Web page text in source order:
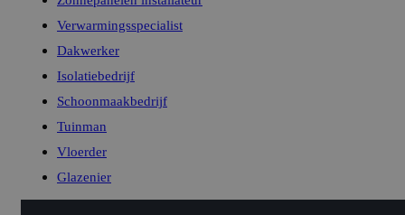
Verwarmingsspecialist
Dakwerker
Isolatiebedrijf
Schoonmaakbedrijf
Tuinman
Vloerder
Glazenier